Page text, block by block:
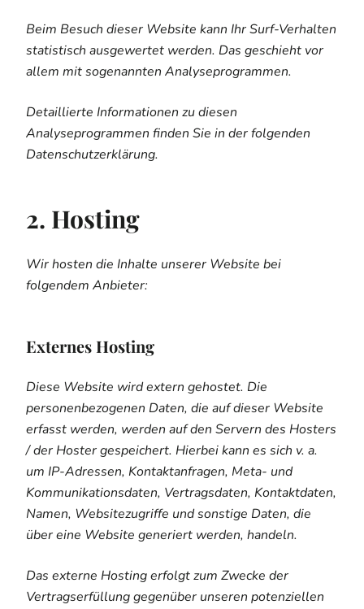
Beim Besuch dieser Website kann Ihr Surf-Verhalten
statistisch ausgewertet werden. Das geschieht vor
allem mit sogenannten Analyseprogrammen.
Detaillierte Informationen zu diesen
Analyseprogrammen finden Sie in der folgenden
Datenschutzerklärung.
2. Hosting
Wir hosten die Inhalte unserer Website bei
folgendem Anbieter:
Externes Hosting
Diese Website wird extern gehostet. Die
personenbezogenen Daten, die auf dieser Website
erfasst werden, werden auf den Servern des Hosters
/ der Hoster gespeichert. Hierbei kann es sich v. a.
um IP-Adressen, Kontaktanfragen, Meta- und
Kommunikationsdaten, Vertragsdaten, Kontaktdaten,
Namen, Websitezugriffe und sonstige Daten, die
über eine Website generiert werden, handeln.
Das externe Hosting erfolgt zum Zwecke der
Vertragserfüllung gegenüber unseren potenziellen